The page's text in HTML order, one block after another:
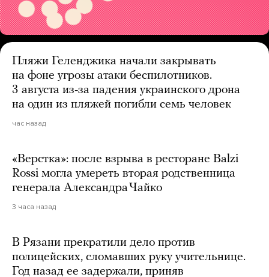
Пляжи Геленджика начали закрывать
на фоне угрозы атаки беспилотников.
3 августа из-за падения украинского дрона
на один из пляжей погибли семь человек
час назад
«Верстка»: после взрыва в ресторане Balzi
Rossi могла умереть вторая родственница
генерала Александра Чайко
3 часа назад
В Рязани прекратили дело против
полицейских, сломавших руку учительнице.
Год назад ее задержали, приняв